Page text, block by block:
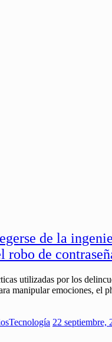
de la
robo de
utilizadas por los
manipular emociones, el
Tecnología 22 septiembre,